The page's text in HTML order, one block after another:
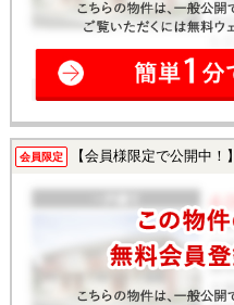
会員限定 【会員様限定で公開中！】